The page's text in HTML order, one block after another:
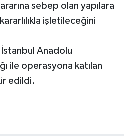
sebep olan yapılara
işletileceğini
Anadolu
ile operasyona katılan
edildi.